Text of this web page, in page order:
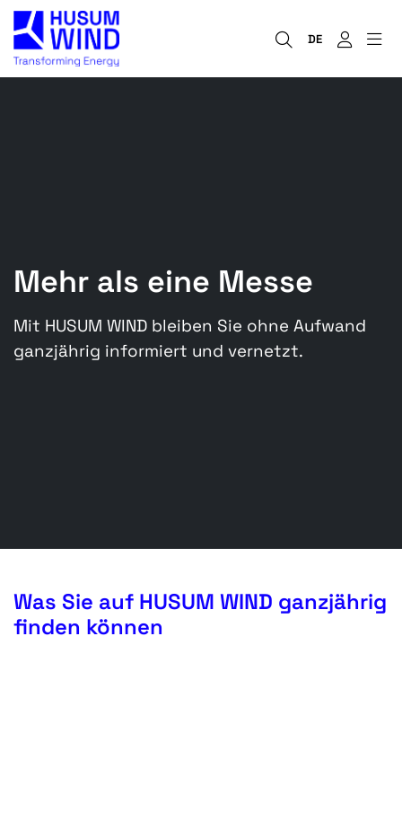
DE
Mehr als eine Messe
Mit HUSUM WIND bleiben Sie ohne Aufwand
ganzjährig informiert und vernetzt.
Was Sie auf HUSUM WIND ganzjährig
finden können